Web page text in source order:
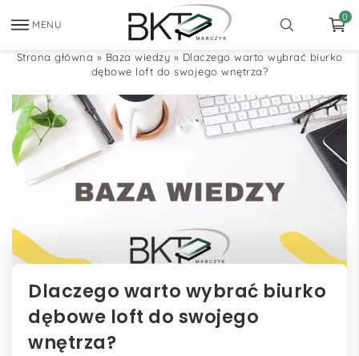
MENU
0
Strona główna » Baza wiedzy » Dlaczego warto wybrać biurko
dębowe loft do swojego wnętrza?
Dlaczego warto wybrać biurko
dębowe loft do swojego
wnętrza?